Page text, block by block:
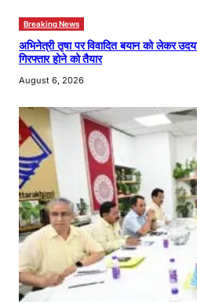
Breaking News
अभिनेत्री तृषा पर विवादित बयान को लेकर
गिरफ्तार होने को तैयार
August 6, 2026